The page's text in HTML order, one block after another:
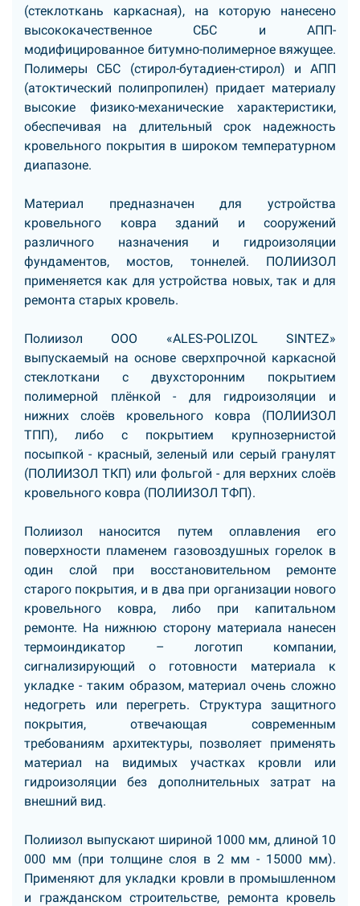
(стеклоткань каркасная), на которую нанесено
высококачественное СБС и АПП-
модифицированное битумно-полимерное вяжущее.
Полимеры СБС (стирол-бутадиен-стирол) и АПП
(атоктический полипропилен) придает материалу
высокие физико-механические характеристики,
обеспечивая на длительный срок надежность
кровельного покрытия в широком температурном
диапазоне.
Материал предназначен для устройства
кровельного ковра зданий и сооружений
различного назначения и гидроизоляции
фундаментов, мостов, тоннелей. ПОЛИИЗОЛ
применяется как для устройства новых, так и для
ремонта старых кровель.
Полиизол ООО «ALES-POLIZOL SINTEZ»
выпускаемый на основе сверхпрочной каркасной
стеклоткани с двухсторонним покрытием
полимерной плёнкой - для гидроизоляции и
нижних слоёв кровельного ковра (ПОЛИИЗОЛ
ТПП), либо с покрытием крупнозернистой
посыпкой - красный, зеленый или серый гранулят
(ПОЛИИЗОЛ ТКП) или фольгой - для верхних слоёв
кровельного ковра (ПОЛИИЗОЛ ТФП).
Полиизол наносится путем оплавления его
поверхности пламенем газовоздушных горелок в
один слой при восстановительном ремонте
старого покрытия, и в два при организации нового
кровельного ковра, либо при капитальном
ремонте. На нижнюю сторону материала нанесен
термоиндикатор – логотип компании,
сигнализирующий о готовности материала к
укладке - таким образом, материал очень сложно
недогреть или перегреть. Структура защитного
покрытия, отвечающая современным
требованиям архитектуры, позволяет применять
материал на видимых участках кровли или
гидроизоляции без дополнительных затрат на
внешний вид.
Полиизол выпускают шириной 1000 мм, длиной 10
000 мм (при толщине слоя в 2 мм - 15000 мм).
Применяют для укладки кровли в промышленном
и гражданском строительстве, ремонта кровель